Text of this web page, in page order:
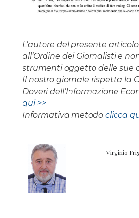
L’autore del presente
all’Ordine dei Giornalisti e
strumenti oggetto delle sue
Il nostro giornale rispetta la
Doveri dell’Informazione
qui >>
Informativa metodo clicca
Virginio